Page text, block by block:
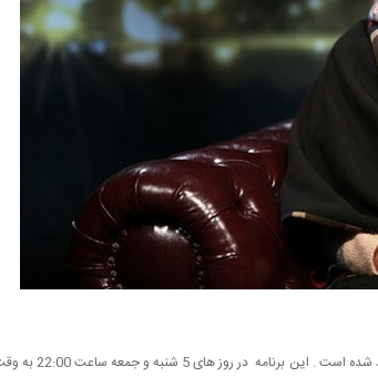
برنامه پرشین گات تلنت که در استکهلم سوئد ، اوایل زمستان 1398 فیلم برداری و ظبط شده است . این برنامه در